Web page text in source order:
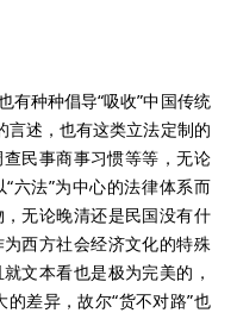
种种倡导“吸收”中国传统
言述，也有这类立法定制的
民事商事习惯等等，无论
六法”为中心的法律体系而
无论晚清还是民国没有什
西方社会经济文化的特殊
文本看也是极为完美的，
差异，故尔“货不对路”也